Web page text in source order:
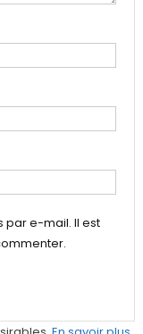
par e-mail. Il est